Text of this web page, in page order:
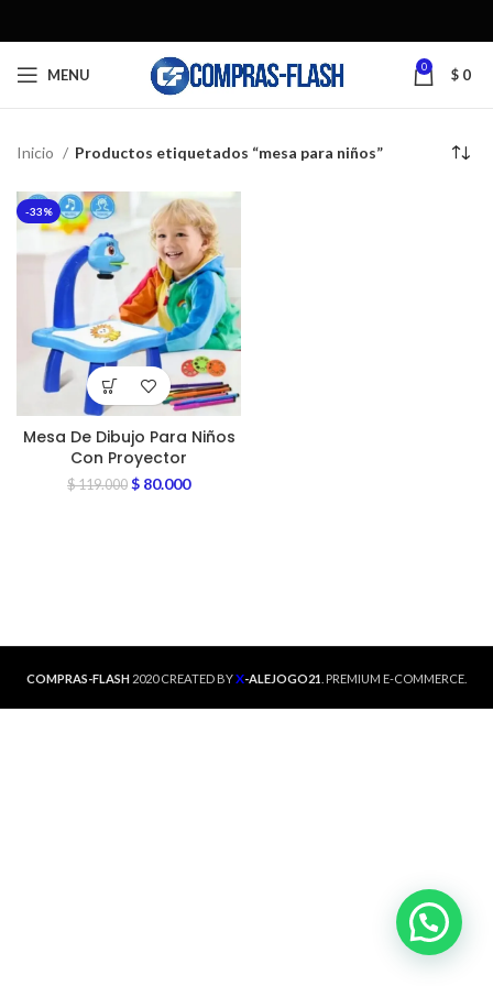
MENU 0 $ 0
Inicio Productos etiquetados “mesa para niños”
-33%
Mesa De Dibujo Para Niños
Con Proyector
$119.000 $ 80.000
COMPRAS-FLASH 2020 CREATED BYX-ALEJOGO21 . PREMIUM E-COMMERCE.